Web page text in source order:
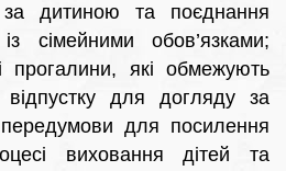
дитиною та поєднання
сімейними обов’язками;
прогалини, які обмежують
для догляду за
для посилення
виховання дітей та